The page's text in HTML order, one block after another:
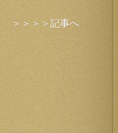
＞＞＞＞記事へ